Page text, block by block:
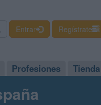
Entrar Regístrate
Profesiones Tienda